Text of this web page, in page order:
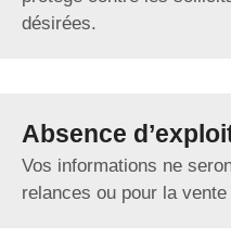
désirées.
Absence
Vos informations ne
relances ou pour la